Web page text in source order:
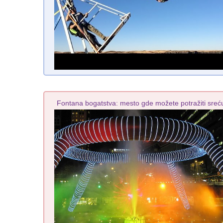
Fontana bogatstva: mesto gde možete potražiti